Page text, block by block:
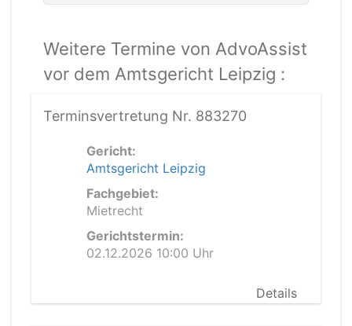
Weitere Termine von AdvoAssist
vor dem Amtsgericht Leipzig :
Terminsvertretung Nr. 883270
Gericht:
Amtsgericht Leipzig
Fachgebiet:
Mietrecht
Gerichtstermin:
02.12.2026 10:00 Uhr
Details